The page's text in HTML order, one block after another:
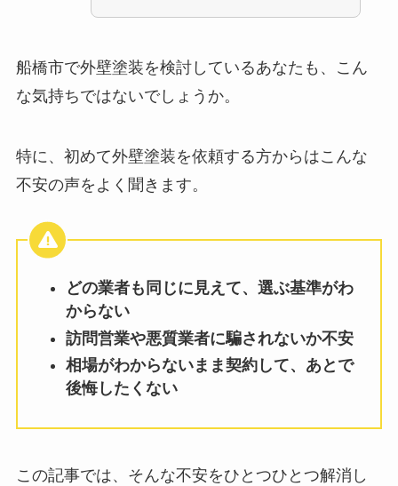
船橋市で外壁塗装を検討しているあなたも、こん
な気持ちではないでしょうか。
特に、初めて外壁塗装を依頼する方からはこんな
不安の声をよく聞きます。
どの業者も同じに見えて、選ぶ基準がわ
からない
訪問営業や悪質業者に騙されないか不安
相場がわからないまま契約して、あとで
後悔したくない
この記事では、そんな不安をひとつひとつ解消し